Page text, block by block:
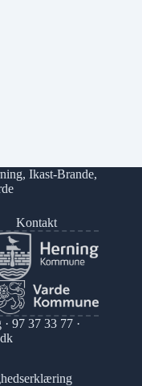
, Ikast-Brande,
Kontakt
97 37 33 77·